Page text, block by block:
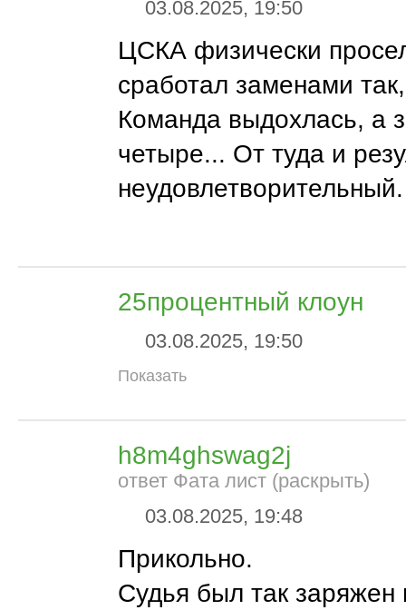
03.08.2025, 19:50
ЦСКА физически
сработал заменами
Команда выдохлась, а
четыре... От туда и
неудовлетворительный.
25процентный клоун
03.08.2025, 19:50
Показать
h8m4ghswag2j
ответ Фата лист (раскрыть)
03.08.2025, 19:48
Прикольно.
Судья был так заряжен